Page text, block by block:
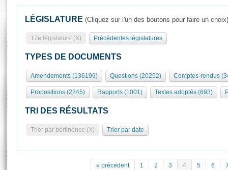
Présidence
577 députés
Groupes politiques
Séance publique
Commissions et autres organes
Europe et International
Pétitions
Rôle et pouvoirs de l'Assemblée
Organisation de l'Assemblée
Présidence Conférence des Présidents Bureau Collège des
Statistiques et chiffres clés
Documents de référence
Visiter l'Assemblée
Visite virtuelle du palais Bourbon
Assister à une séance
LÉGISLATURE (Cliquez sur l'un des boutons pour faire un choix)
17e législature (X) Précédentes législatures
TYPES DE DOCUMENTS
Amendements (136199) Questions (20252) Comptes-rendus
Propositions (2245) Rapports (1001) Textes adoptés (693)
TRI DES RÉSULTATS
Trier par pertinence (X) Trier par date
« précedent 1 2 3 4 5 6